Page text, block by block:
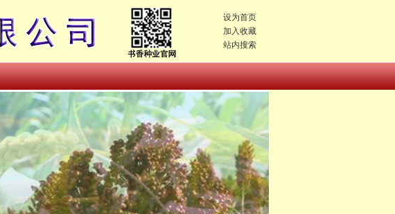
设为首页
加入收藏
站内搜索